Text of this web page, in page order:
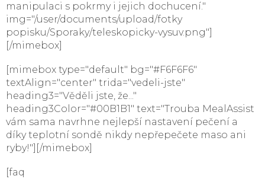
manipulaci s pokrmy i jejich dochucení."
img="/user/documents/upload/fotky
popisku/Sporaky/teleskopicky-vysuv.png"]
[/mimebox]
[mimebox type="default" bg="#F6F6F6"
textAlign="center" trida="vedeli-jste"
heading3="Věděli jste, že..."
heading3Color="#00B1B1" text="Trouba MealAssist
vám sama navrhne nejlepší nastavení pečení a
díky teplotní sondě nikdy nepřepečete maso ani
ryby!"][/mimebox]
[faq